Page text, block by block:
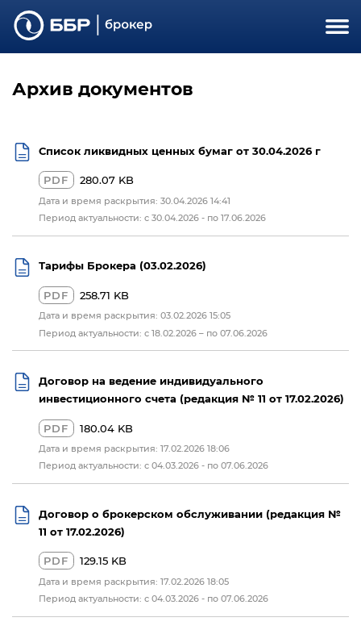
Архив документов
Список ликвидных ценных бумаг от 30.04.2026 г
PDF 280.07 KB
Дата и время раскрытия: 30.04.2026 14:41
Период актуальности: c 30.04.2026 - по 17.06.2026
Тарифы Брокера (03.02.2026)
PDF 258.71 KB
Дата и время раскрытия: 03.02.2026 15:05
Период актуальности: с 18.02.2026 – по 07.06.2026
Договор на ведение индивидуального
инвестиционного счета (редакция № 11 от 17.02.2026)
PDF 180.04 KB
Дата и время раскрытия: 17.02.2026 18:06
Период актуальности: с 04.03.2026 - по 07.06.2026
Договор о брокерском обслуживании (редакция №
11 от 17.02.2026)
PDF 129.15 KB
Дата и время раскрытия: 17.02.2026 18:05
Период актуальности: с 04.03.2026 - по 07.06.2026